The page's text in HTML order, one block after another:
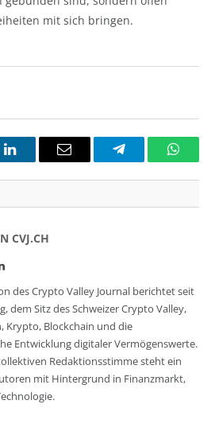
mit sich bringen.
LinkedInEmail Telegram
CVJ.CH
LinkedIn
des Crypto Valley Journal berichtet seit
dem Sitz des Schweizer Crypto Valley,
Krypto, Blockchain und die
Entwicklung digitaler Vermögenswerte.
Redaktionsstimme steht ein
mit Hintergrund in Finanzmarkt,